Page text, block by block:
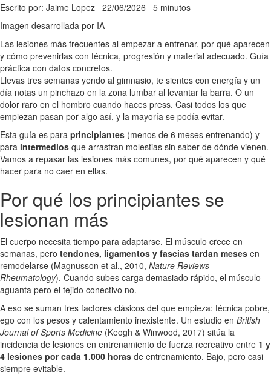
Escrito por: Jaime Lopez 22/06/2026 5 minutos
Imagen desarrollada por IA
Las lesiones más frecuentes al empezar a entrenar, por qué aparecen
y cómo prevenirlas con técnica, progresión y material adecuado. Guía
práctica con datos concretos.
Llevas tres semanas yendo al gimnasio, te sientes con energía y un
día notas un pinchazo en la zona lumbar al levantar la barra. O un
dolor raro en el hombro cuando haces press. Casi todos los que
empiezan pasan por algo así, y la mayoría se podía evitar.
Esta guía es para principiantes (menos de 6 meses entrenando) y
para intermedios que arrastran molestias sin saber de dónde vienen.
Vamos a repasar las lesiones más comunes, por qué aparecen y qué
hacer para no caer en ellas.
Por qué los principiantes se
lesionan más
El cuerpo necesita tiempo para adaptarse. El músculo crece en
semanas, pero tendones, ligamentos y fascias tardan meses en
remodelarse (Magnusson et al., 2010, Nature Reviews
Rheumatology). Cuando subes carga demasiado rápido, el músculo
aguanta pero el tejido conectivo no.
A eso se suman tres factores clásicos del que empieza: técnica pobre,
ego con los pesos y calentamiento inexistente. Un estudio en British
Journal of Sports Medicine (Keogh & Winwood, 2017) sitúa la
incidencia de lesiones en entrenamiento de fuerza recreativo entre 1 y
4 lesiones por cada 1.000 horas de entrenamiento. Bajo, pero casi
siempre evitable.